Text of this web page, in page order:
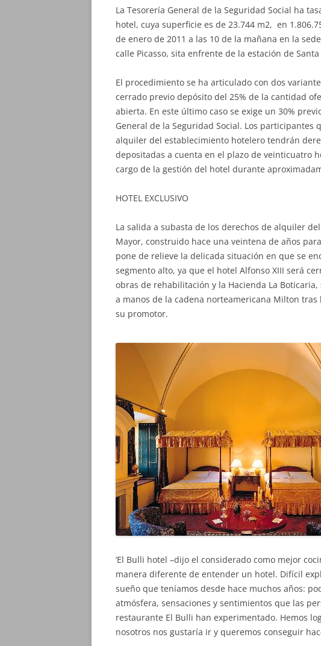
La Tesorería General de la Seguridad Social ha
hotel, cuya superficie es de 23.744 m2, en
de enero de 2011 a las 10 de la mañana en la
calle Picasso, sita enfrente de la estación de Santa
El procedimiento se ha articulado con dos
cerrado previo depósito del 25% de la cantidad
abierta. En este último caso se exige un 30%
General de la Seguridad Social. Los participantes
alquiler del establecimiento hotelero tendrán
depositadas a cuenta en el plazo de veinticuatro
cargo de la gestión del hotel durante
HOTEL EXCLUSIVO
La salida a subasta de los derechos de alquiler
Mayor, construido hace una veintena de años
pone de relieve la delicada situación en que se
segmento alto, ya que el hotel Alfonso XIII será
obras de rehabilitación y la Hacienda La
a manos de la cadena norteamericana Milton
su promotor.
‘El Bulli hotel –dijo el considerado como mejor
manera diferente de entender un hotel. Difícil
sueño que teníamos desde hace muchos años:
atmósfera, sensaciones y sentimientos que las
restaurante El Bulli han experimentado. Hemos
nosotros nos gustaría ir y queremos conseguir